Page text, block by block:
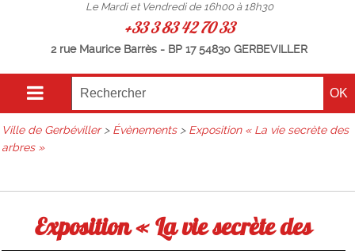
Le Mardi et Vendredi de 16h00 à 18h30
+33 3 83 42 70 33
2 rue Maurice Barrès - BP 17 54830 GERBEVILLER
Ville de Gerbéviller> Évènements> Exposition « La vie secrète des
arbres »
Exposition « La vie secrète des